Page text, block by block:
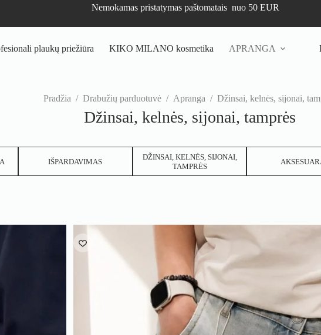
Nemokamas pristatymas paštomatais nuo 50 EUR
plaukų priežiūra KIKO MILANO kosmetika APRANGA
Pradžia / Drabužių parduotuvė / Apranga / Džinsai, kelnės, sijonai,
Džinsai, kelnės, sijonai, tamprės
IŠPARDAVIMAS
DŽINSAI, KELNĖS, SIJONAI,
TAMPRĖS